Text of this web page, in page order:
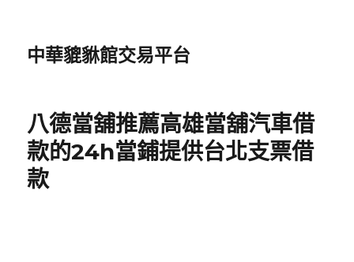
中華貔貅館交易平台
八德當舖推薦高雄當舖汽車借
款的24h當鋪提供台北支票借
款